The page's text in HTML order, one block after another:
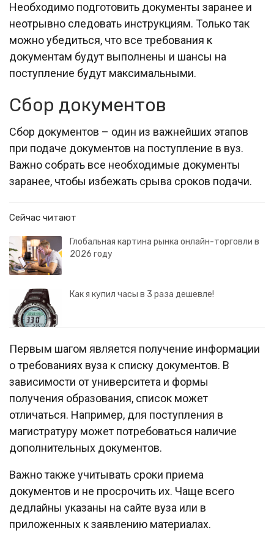
Необходимо подготовить документы заранее и
неотрывно следовать инструкциям. Только так
можно убедиться, что все требования к
документам будут выполнены и шансы на
поступление будут максимальными.
Сбор документов
Сбор документов – один из важнейших этапов
при подаче документов на поступление в вуз.
Важно собрать все необходимые документы
заранее, чтобы избежать срыва сроков подачи.
Сейчас читают
Глобальная картина рынка онлайн-торговли в
2026 году
Как я купил часы в 3 раза дешевле!
Первым шагом является получение информации
о требованиях вуза к списку документов. В
зависимости от университета и формы
получения образования, список может
отличаться. Например, для поступления в
магистратуру может потребоваться наличие
дополнительных документов.
Важно также учитывать сроки приема
документов и не просрочить их. Чаще всего
дедлайны указаны на сайте вуза или в
приложенных к заявлению материалах.